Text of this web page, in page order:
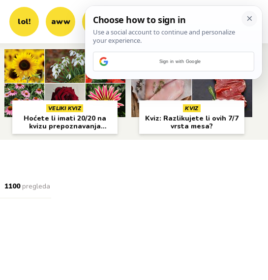
lol! aww vrh! woot?!
VELIKI KVIZ
Hoćete li imati 20/20 na
kvizu prepoznavanja
cvijeća?
KVIZ
Kviz: Razlikujete li ovih 7/7
vrsta mesa?
1100pregleda
Sign in with Google